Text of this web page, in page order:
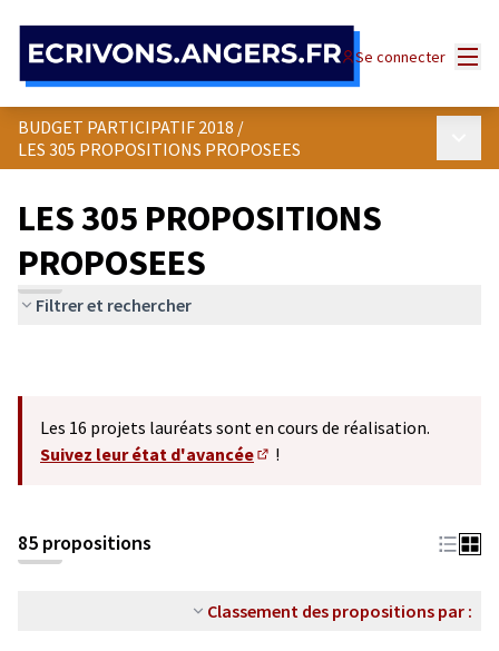
Se connecter
BUDGET PARTICIPATIF 2018 /
LES 305 PROPOSITIONS PROPOSEES
LES 305 PROPOSITIONS
PROPOSEES
Filtrer et rechercher
Les 16 projets lauréats sont en cours de réalisation.
Suivez leur état d'avancée
!
85 propositions
Classement des propositions par :